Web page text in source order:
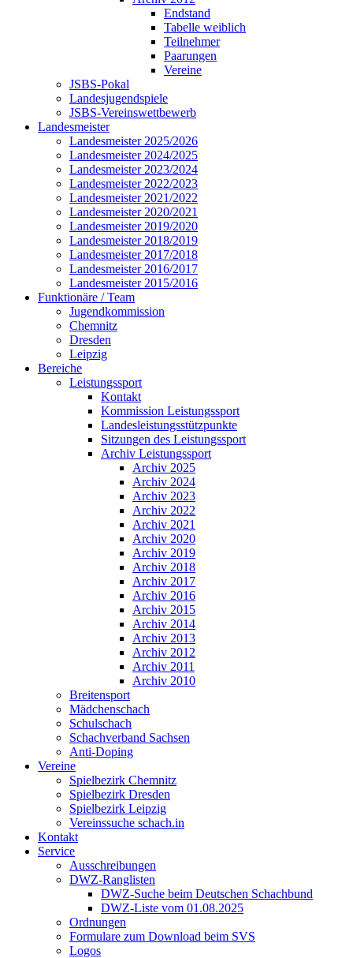
Endstand
Tabelle weiblich
Teilnehmer
Paarungen
Vereine
JSBS-Pokal
Landesjugendspiele
JSBS-Vereinswettbewerb
Landesmeister
Landesmeister 2025/2026
Landesmeister 2024/2025
Landesmeister 2023/2024
Landesmeister 2022/2023
Landesmeister 2021/2022
Landesmeister 2020/2021
Landesmeister 2019/2020
Landesmeister 2018/2019
Landesmeister 2017/2018
Landesmeister 2016/2017
Landesmeister 2015/2016
Funktionäre / Team
Jugendkommission
Chemnitz
Dresden
Leipzig
Bereiche
Leistungssport
Kontakt
Kommission Leistungssport
Landesleistungsstützpunkte
Sitzungen des Leistungssport
Archiv Leistungssport
Archiv 2025
Archiv 2024
Archiv 2023
Archiv 2022
Archiv 2021
Archiv 2020
Archiv 2019
Archiv 2018
Archiv 2017
Archiv 2016
Archiv 2015
Archiv 2014
Archiv 2013
Archiv 2012
Archiv 2011
Archiv 2010
Breitensport
Mädchenschach
Schulschach
Schachverband Sachsen
Anti-Doping
Vereine
Spielbezirk Chemnitz
Spielbezirk Dresden
Spielbezirk Leipzig
Vereinssuche schach.in
Kontakt
Service
Ausschreibungen
DWZ-Ranglisten
DWZ-Suche beim Deutschen Schachbund
DWZ-Liste vom 01.08.2025
Ordnungen
Formulare zum Download beim SVS
Logos